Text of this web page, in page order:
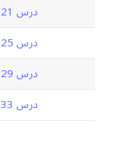
درس 21
درس 25
درس 29
درس 33